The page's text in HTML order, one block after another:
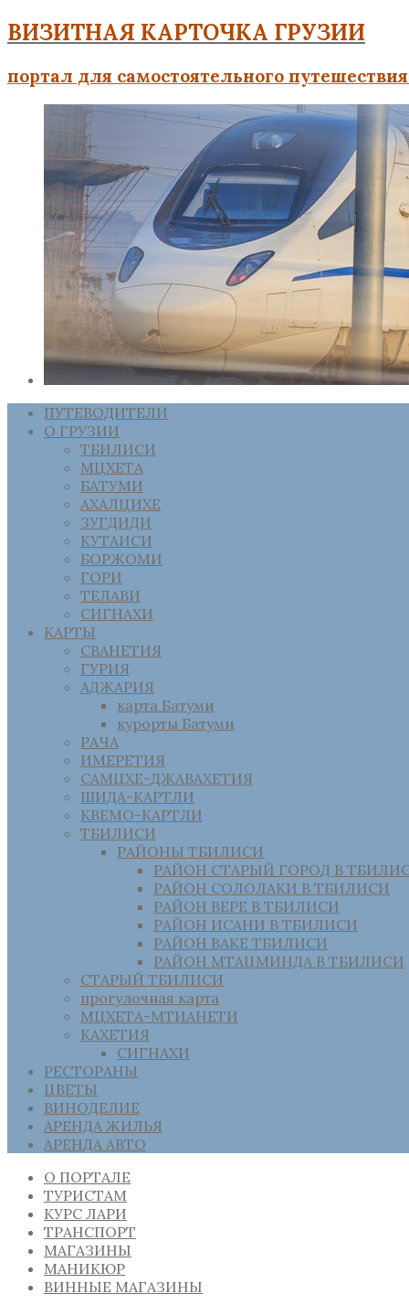
ВИЗИТНАЯ КАРТОЧКА ГРУЗИИ
портал для самостоятельного
ПУТЕВОДИТЕЛИ
О ГРУЗИИ
ТБИЛИСИ
МЦХЕТА
БАТУМИ
АХАЛЦИХЕ
ЗУГДИДИ
КУТАИСИ
БОРЖОМИ
ГОРИ
ТЕЛАВИ
СИГНАХИ
КАРТЫ
СВАНЕТИЯ
ГУРИЯ
АДЖАРИЯ
карта Батуми
курорты Батуми
РАЧА
ИМЕРЕТИЯ
САМЦХЕ-ДЖАВАХЕТИЯ
ШИДА-КАРТЛИ
КВЕМО-КАРТЛИ
ТБИЛИСИ
РАЙОНЫ ТБИЛИСИ
РАЙОН СТАРЫЙ ГОРОД В
РАЙОН СОЛОЛАКИ В ТБИЛИСИ
РАЙОН ВЕРЕ В ТБИЛИСИ
РАЙОН ИСАНИ В ТБИЛИСИ
РАЙОН ВАКЕ ТБИЛИСИ
РАЙОН МТАЦМИНДА В ТБИЛИСИ
СТАРЫЙ ТБИЛИСИ
прогулочная карта
МЦХЕТА-МТИАНЕТИ
КАХЕТИЯ
СИГНАХИ
РЕСТОРАНЫ
ЦВЕТЫ
ВИНОДЕЛИЕ
АРЕНДА ЖИЛЬЯ
АРЕНДА АВТО
О ПОРТАЛЕ
ТУРИСТАМ
КУРС ЛАРИ
ТРАНСПОРТ
МАГАЗИНЫ
МАНИКЮР
ВИННЫЕ МАГАЗИНЫ